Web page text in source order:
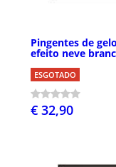
Pingentes de
efeito neve
ESGOTADO
€ 32,90